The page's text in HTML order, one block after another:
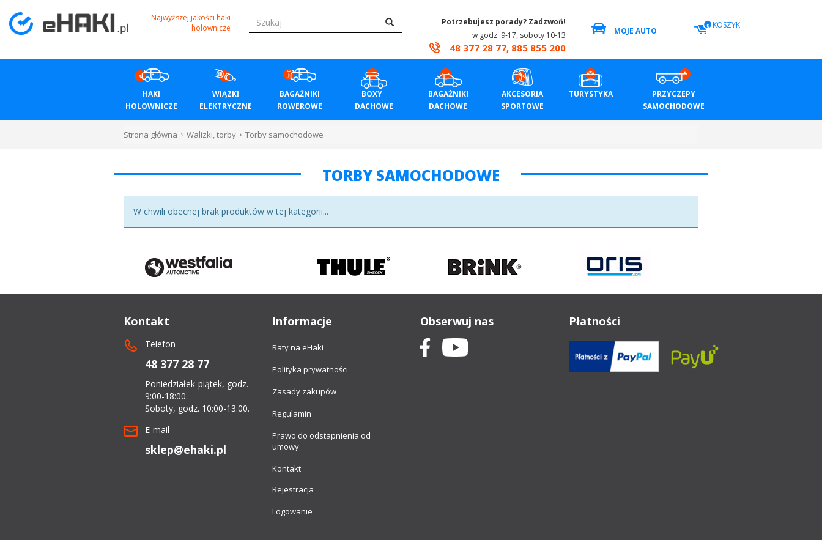
Menu
dachowe
Najwyższej jakości haki
holownicze
Potrzebujesz porady? Zadzwoń!
w godz. 9-17, soboty 10-13
48 377 28 77, 885 855 200
MOJE AUTO
0 KOSZYK
HAKI
HOLOWNICZE
WIĄZKI
ELEKTRYCZNE
BAGAŻNIKI
ROWEROWE
BOXY
DACHOWE
BAGAŻNIKI
DACHOWE
AKCESORIA
SPORTOWE
TURYSTYKA
PRZYCZEPY
SAMOCHODOWE
Strona główna Walizki, torby Torby samochodowe
TORBY SAMOCHODOWE
W chwili obecnej brak produktów w tej kategorii...
Kontakt
Telefon
48 377 28 77
Poniedziałek-piątek, godz.
9:00-18:00.
Soboty, godz. 10:00-13:00.
E-mail
sklep@ehaki.pl
Informacje
Raty na eHaki
Polityka prywatności
Zasady zakupów
Regulamin
Prawo do odstapnienia od
umowy
Kontakt
Rejestracja
Logowanie
Obserwuj nas Płatności